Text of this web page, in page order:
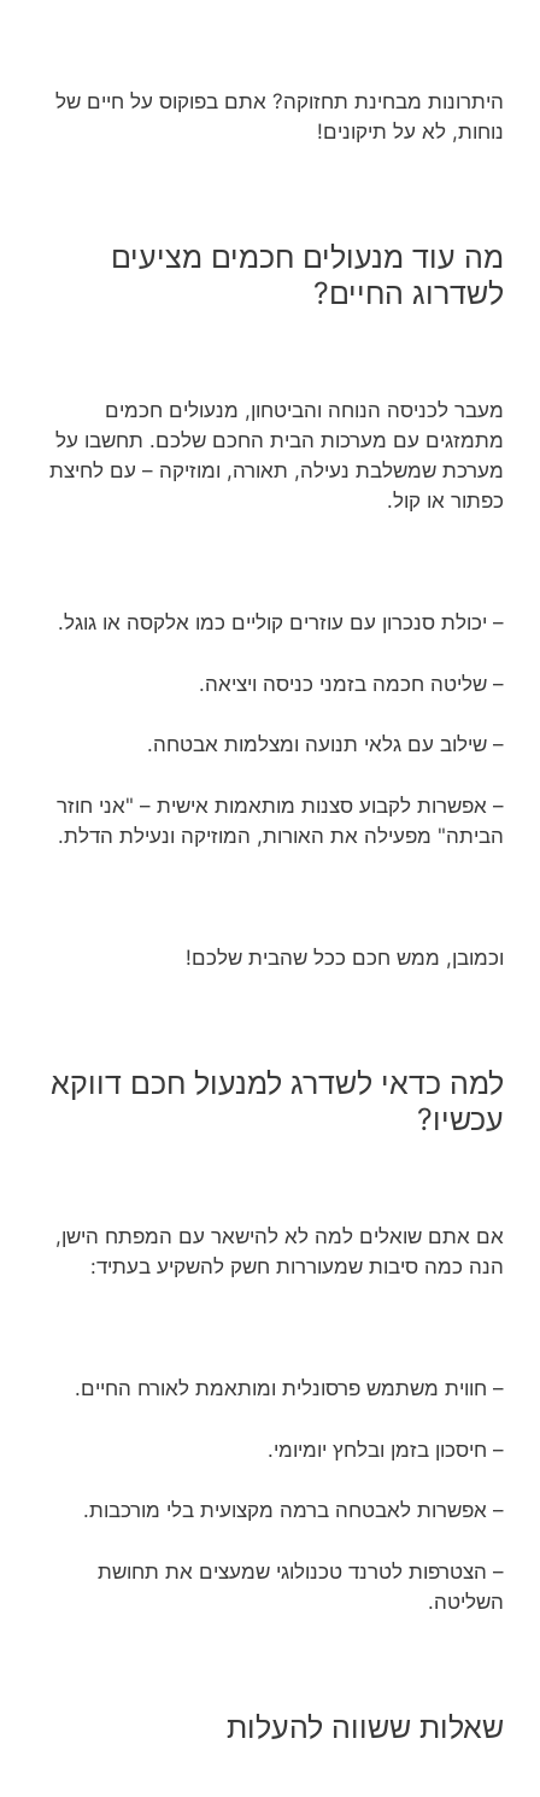
היתרונות מבחינת תחזוקה? אתם בפוקוס על חיים של
נוחות, לא על תיקונים!
מה עוד מנעולים חכמים מציעים
לשדרוג החיים?
מעבר לכניסה הנוחה והביטחון, מנעולים חכמים
מתמזגים עם מערכות הבית החכם שלכם. תחשבו על
מערכת שמשלבת נעילה, תאורה, ומוזיקה – עם לחיצת
כפתור או קול.
– יכולת סנכרון עם עוזרים קוליים כמו אלקסה או גוגל.
– שליטה חכמה בזמני כניסה ויציאה.
– שילוב עם גלאי תנועה ומצלמות אבטחה.
– אפשרות לקבוע סצנות מותאמות אישית – "אני חוזר
הביתה" מפעילה את האורות, המוזיקה ונעילת הדלת.
וכמובן, ממש חכם ככל שהבית שלכם!
למה כדאי לשדרג למנעול חכם דווקא
עכשיו?
אם אתם שואלים למה לא להישאר עם המפתח הישן,
הנה כמה סיבות שמעוררות חשק להשקיע בעתיד:
– חווית משתמש פרסונלית ומותאמת לאורח החיים.
– חיסכון בזמן ובלחץ יומיומי.
– אפשרות לאבטחה ברמה מקצועית בלי מורכבות.
– הצטרפות לטרנד טכנולוגי שמעצים את תחושת
השליטה.
שאלות ששווה להעלות